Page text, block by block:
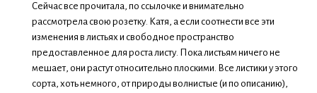
Сейчас все прочитала, по ссылочке и внимательно
рассмотрела свою розетку. Катя, а если соотнести все эти
изменения в листьях и свободное пространство
предоставленное для роста листу. Пока листьям ничего не
мешает, они растут относительно плоскими. Все листики у этого
сорта, хоть немного, от природы волнистые (и по описанию),